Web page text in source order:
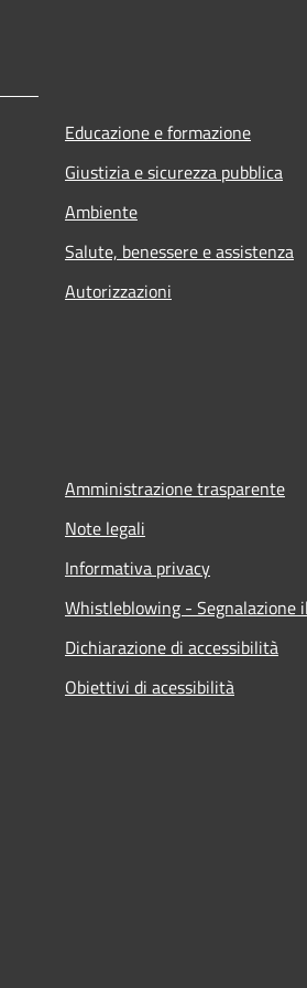
Educazione e formazione
Giustizia e sicurezza pubblica
Ambiente
Salute, benessere e assistenza
Autorizzazioni
Amministrazione trasparente
Note legali
Informativa privacy
Whistleblowing - Segnalazione
Dichiarazione di accessibilità
Obiettivi di acessibilità